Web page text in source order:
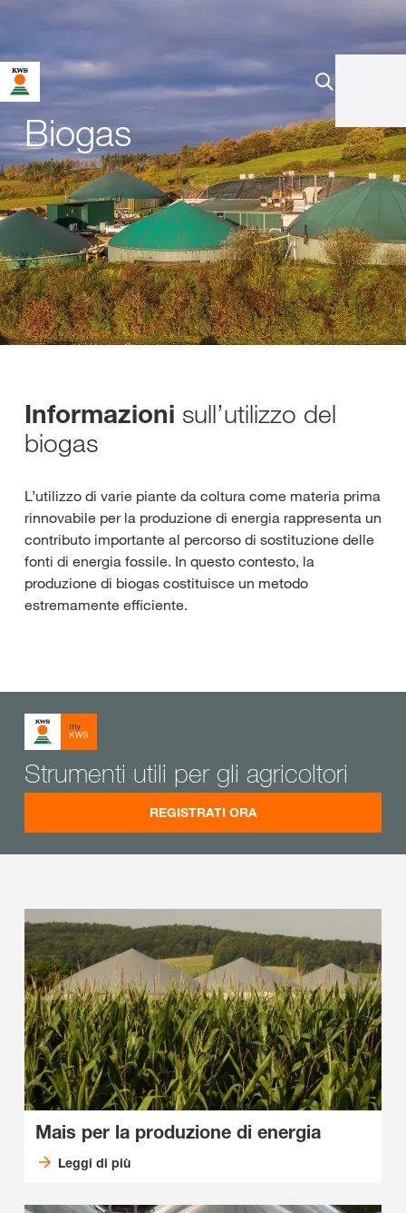
Biogas
Informazioni sull’utilizzo del
biogas
L’utilizzo di varie piante da coltura come materia prima
rinnovabile per la produzione di energia rappresenta un
contributo importante al percorso di sostituzione delle
fonti di energia fossile. In questo contesto, la
produzione di biogas costituisce un metodo
estremamente efficiente.
Strumenti utili per gli agricoltori
REGISTRATI ORA
Mais per la produzione di energia
Leggi di più